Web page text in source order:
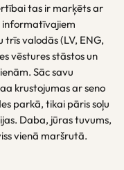
tas ir marķēts ar
informatīvajiem
valodās (LV, ENG,
vēstures stāstos un
Sāc savu
krustojumas ar seno
parkā, tikai pāris soļu
Daba, jūras tuvums,
vienā maršrutā.